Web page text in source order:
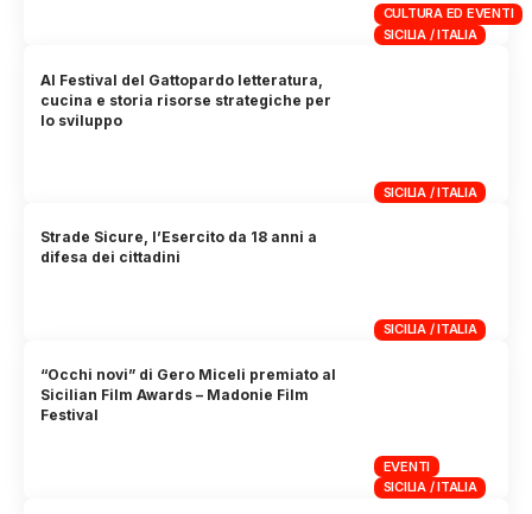
CULTURA ED EVENTI
SICILIA / ITALIA
SICILIA / ITALIA
Al Festival del Gattopardo letteratura,
cucina e storia risorse strategiche per
lo sviluppo
SICILIA / ITALIA
Strade Sicure, l’Esercito da 18 anni a
difesa dei cittadini
EVENTI
SICILIA / ITALIA
“Occhi novi” di Gero Miceli premiato al
Sicilian Film Awards – Madonie Film
Festival